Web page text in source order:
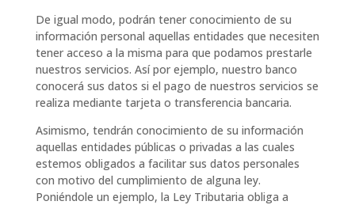
De igual modo, podrán tener conocimiento de su
información personal aquellas entidades que necesiten
tener acceso a la misma para que podamos prestarle
nuestros servicios. Así por ejemplo, nuestro banco
conocerá sus datos si el pago de nuestros servicios se
realiza mediante tarjeta o transferencia bancaria.
Asimismo, tendrán conocimiento de su información
aquellas entidades públicas o privadas a las cuales
estemos obligados a facilitar sus datos personales
con motivo del cumplimiento de alguna ley.
Poniéndole un ejemplo, la Ley Tributaria obliga a